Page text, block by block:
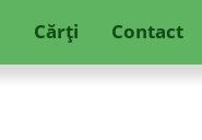
Cărţi Contact